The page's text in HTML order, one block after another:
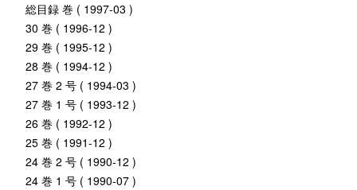
総目録 巻 ( 1997-03 )
30 巻 ( 1996-12 )
29 巻 ( 1995-12 )
28 巻 ( 1994-12 )
27 巻 2 号 ( 1994-03 )
27 巻 1 号 ( 1993-12 )
26 巻 ( 1992-12 )
25 巻 ( 1991-12 )
24 巻 2 号 ( 1990-12 )
24 巻 1 号 ( 1990-07 )